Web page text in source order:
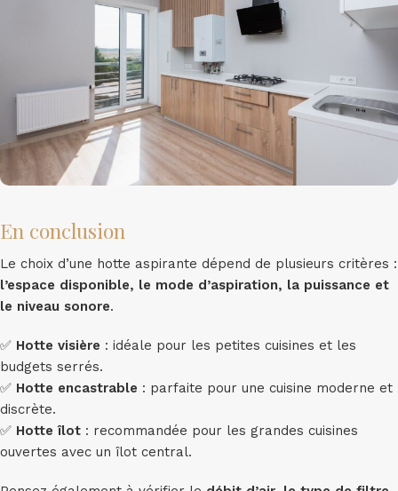
En conclusion
Le choix d’une hotte aspirante dépend de plusieurs critères :
l’espace disponible, le mode d’aspiration, la puissance et
le niveau sonore.
✅ Hotte visière : idéale pour les petites cuisines et les
budgets serrés.
✅ Hotte encastrable : parfaite pour une cuisine moderne et
discrète.
✅ Hotte îlot : recommandée pour les grandes cuisines
ouvertes avec un îlot central.